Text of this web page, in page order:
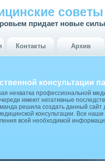
советы
придает новые
Контакты Архив
консультации
нехватка профессиональной
имеют негативные
решила создать данный сайт
консультации. Все
всей необходимой